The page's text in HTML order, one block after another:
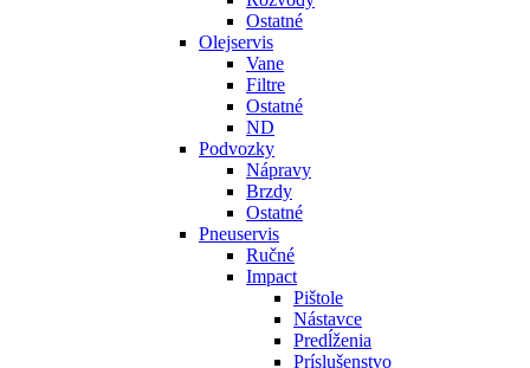
Ostatné
Olejservis
Vane
Filtre
Ostatné
ND
Podvozky
Nápravy
Brzdy
Ostatné
Pneuservis
Ručné
Impact
Pištole
Nástavce
Predĺženia
Príslušenstvo